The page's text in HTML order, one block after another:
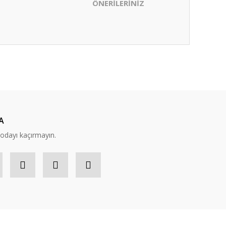
ÖNERİLERİNİZ
kaçırmayın.